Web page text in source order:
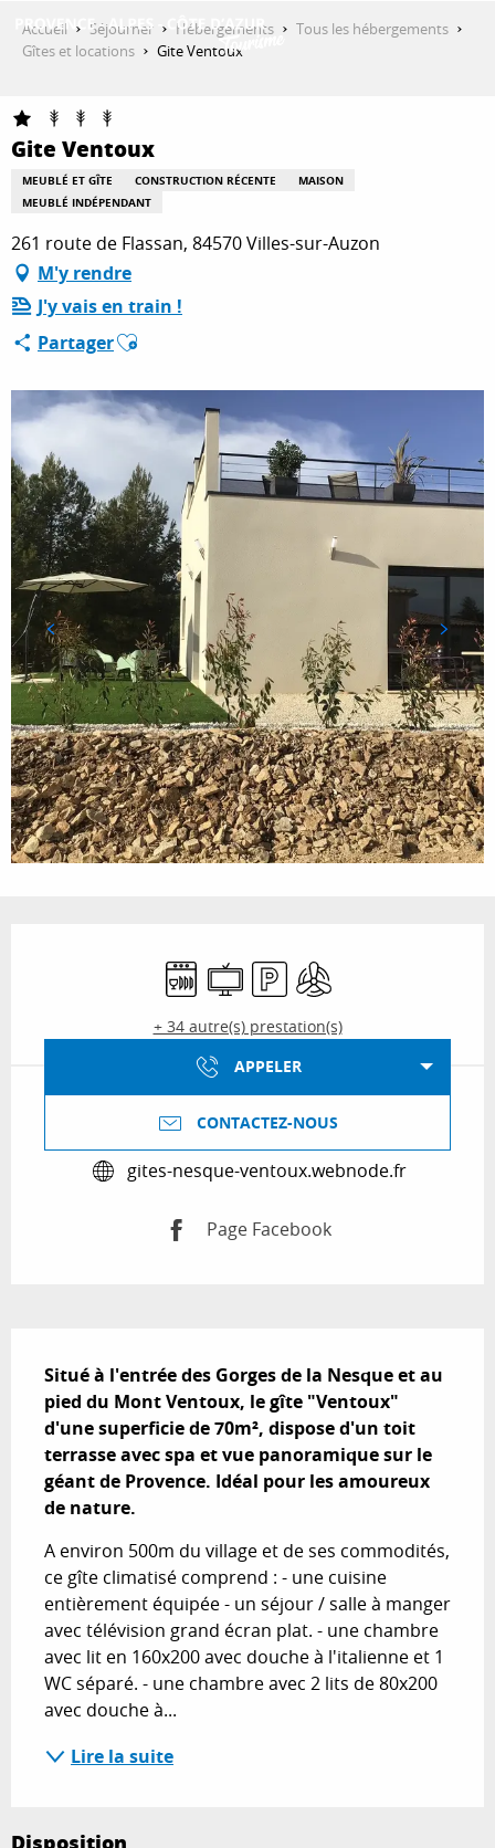
DÉCOUVRIR
QUE FAIRE ?
SÉJOURNER
ESPACE PRO
Accueil Séjourner Hébergements
Tous les hébergements
Gîtes et locations
Gite Ventoux
Gite Ventoux
MEUBLÉ ET GÎTE CONSTRUCTION RÉCENTE
MAISON
MEUBLÉ INDÉPENDANT
261 route de Flassan, 84570 Villes-sur-Auzon
M'y rendre
J'y vais en train !
PartagerAjouter aux favoris
Lave vaisselle
Télévision
ParkingAir conditionné
+ 34 autre(s) prestation(s)
APPELER
CONTACTEZ-NOUS
gites-nesque-ventoux.webnode.fr
Page Facebook
Situé à l'entrée des Gorges de la Nesque et au
pied du Mont Ventoux, le gîte "Ventoux"
d'une superficie de 70m², dispose d'un toit
terrasse avec spa et vue panoramique sur le
géant de Provence. Idéal pour les amoureux
de nature.
A environ 500m du village et de ses commodités,
ce gîte climatisé comprend : - une cuisine
entièrement équipée - un séjour / salle à manger
avec télévision grand écran plat. - une chambre
avec lit en 160x200 avec douche à l'italienne et 1
WC séparé. - une chambre avec 2 lits de 80x200
avec douche à...
Lire la suite